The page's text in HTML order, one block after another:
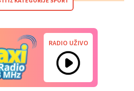
RADIO UŽIVO